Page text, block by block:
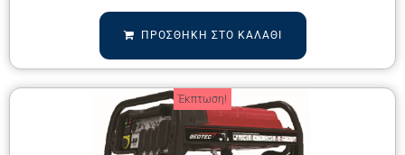
ΠΡΟΣΘΉΚΗ ΣΤΟ ΚΑΛΆΘΙ
Έκπτωση!